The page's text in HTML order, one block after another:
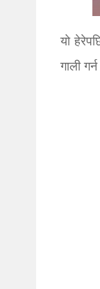
यो
गाली